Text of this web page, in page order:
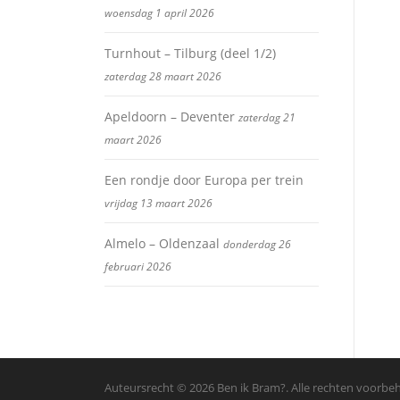
woensdag 1 april 2026
Turnhout – Tilburg (deel 1/2)
zaterdag 28 maart 2026
Apeldoorn – Deventer zaterdag 21
maart 2026
Een rondje door Europa per trein
vrijdag 13 maart 2026
Almelo – Oldenzaal donderdag 26
februari 2026
Auteursrecht © 2026 Ben ik Bram?. Alle rechten